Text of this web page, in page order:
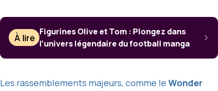
À lire
Figurines Olive et Tom : Plongez dans
l’univers légendaire du football manga
Les rassemblements majeurs, comme le Wonder